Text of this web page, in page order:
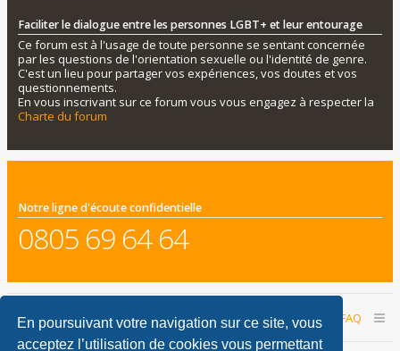
En poursuivant votre navigation sur ce site, vous
acceptez l’utilisation de cookies vous permettant
Faciliter le dialogue entre les personnes LGBT+ et leur entourage
Ce forum est à l'usage de toute personne se sentant concernée
par les questions de l'orientation sexuelle ou l'identité de genre.
C'est un lieu pour partager vos expériences, vos doutes et vos
questionnements.
En vous inscrivant sur ce forum vous vous engagez à respecter la
Charte du forum
Notre ligne d'écoute confidentielle
0805 69 64 64
Accueil du forum FAQ
Nous contacter